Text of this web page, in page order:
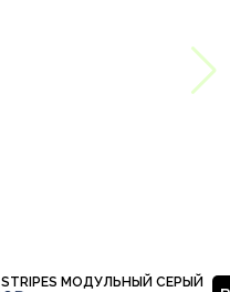
МОДУЛЬНЫЙ СЕРЫЙ